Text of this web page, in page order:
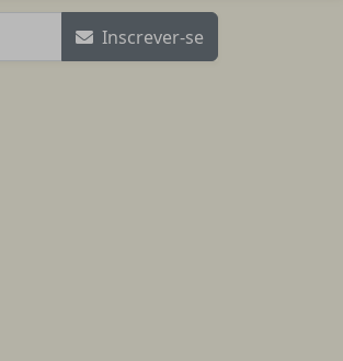
Inscrever-se